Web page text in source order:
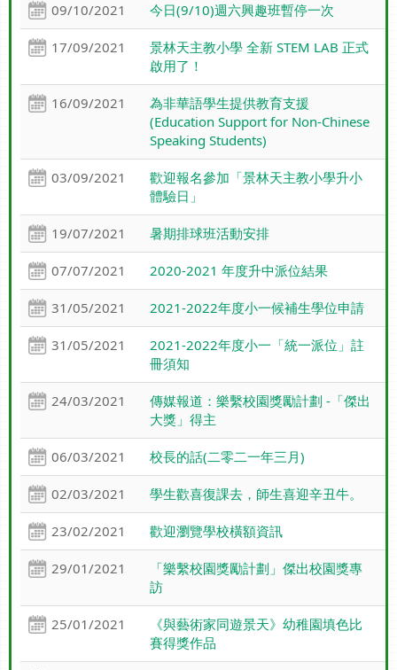
09/10/2021 今日(9/10)週六興趣班暫停一次
17/09/2021
景林天主教小學 全新 STEM LAB 正式
啟用了！
16/09/2021
為非華語學生提供教育支援
(Education Support for Non-Chinese
Speaking Students)
03/09/2021
歡迎報名參加「景林天主教小學升小
體驗日」
19/07/2021 暑期排球班活動安排
07/07/2021 2020-2021 年度升中派位結果
31/05/2021 2021-2022年度小一候補生學位申請
31/05/2021
2021-2022年度小一「統一派位」註
冊須知
24/03/2021
傳媒報道：樂繫校園獎勵計劃 -「傑出
大獎」得主
06/03/2021 校長的話(二零二一年三月)
02/03/2021 學生歡喜復課去，師生喜迎辛丑牛。
23/02/2021 歡迎瀏覽學校橫額資訊
29/01/2021
「樂繫校園獎勵計劃」傑出校園獎專
訪
25/01/2021
《與藝術家同遊景天》幼稚園填色比
賽得獎作品